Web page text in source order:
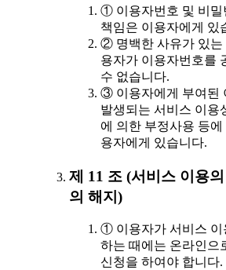
① 이용자번호 및 비밀
책임은 이용자에게 있
② 명백한 사유가 있는
용자가 이용자번호를
수 없습니다.
③ 이용자에게 부여된
발생되는 서비스 이용
에 의한 부정사용 등에
용자에게 있습니다.
제 11 조 (서비스 이용
의 해지)
① 이용자가 서비스 이
하는 때에는 온라인으
신청을 하여야 합니다.